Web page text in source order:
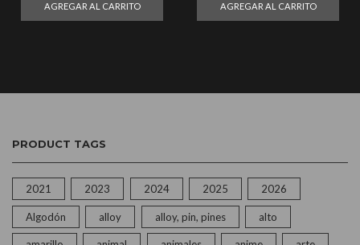
AGREGAR AL CARRITO AGREGAR AL CARRITO
PRODUCT TAGS
2021 2023 2024 2025 2026
Algodón alloy alloy, pin, pines alto